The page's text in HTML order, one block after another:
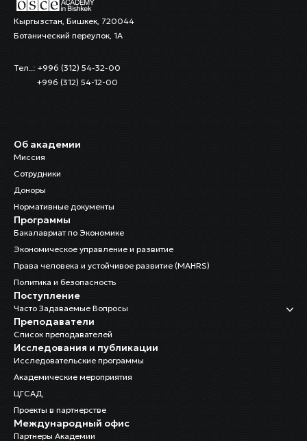
Кыргызстан, Бишкек, 720044
Ботанический переулок, 1А
Тел..: +996 (312) 54-32-00
+996 (312) 54-12-00
Об академии
Миссия
Сотрудники
Доноры
Нормативные документы
Программы
Бакалавриат по Экономике
Экономическое управление и развитие
Права человека и устойчивое развитие (MAHRS)
Политика и безопасность
Поступление
Часто Задаваемые Вопросы
Преподаватели
Список преподавателей
Исследования и публикации
Исследовательские программы
Академические мероприятия
ЦГСАД
Проекты в партнерстве
Международный офис
Партнеры Академии